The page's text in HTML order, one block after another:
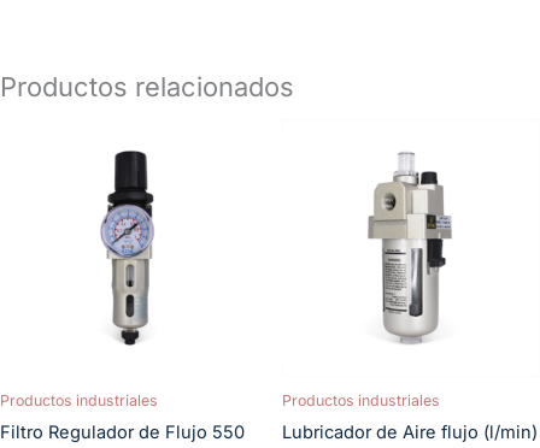
Productos relacionados
Productos industriales
Filtro Regulador de Flujo 550
Productos industriales
Lubricador de Aire flujo (l/min)